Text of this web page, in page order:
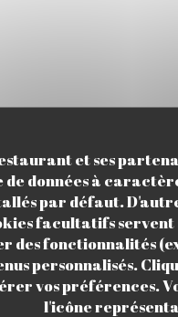
et ses
données à
par défaut.
facultatifs servent
des fonctionnalités
personnalisés.
vos préférences.
l'icône